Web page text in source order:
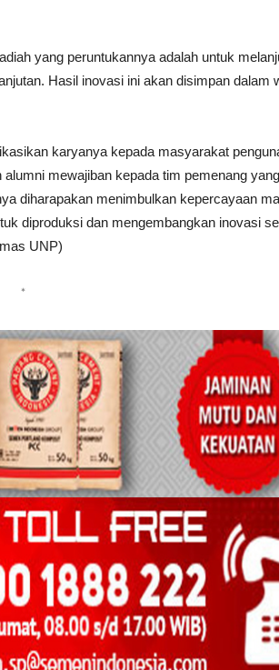
yang peruntukannya adalah untuk
Hasil inovasi ini akan disimpan dalam
karyanya kepada masyarakat
mewajiban kepada tim pemenang
diharapakan menimbulkan kepercayaan
diproduksi dan mengembangkan inovasi
UNP)
*